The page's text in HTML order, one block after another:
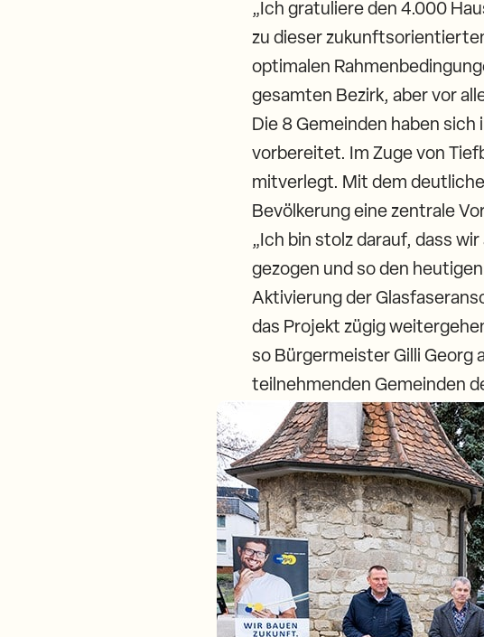
„Ich gratuliere den 4.000
zu dieser
optimalen
gesamten Bezirk, aber vor
Die 8 Gemeinden haben
vorbereitet. Im Zuge von
mitverlegt. Mit dem
Bevölkerung eine zentrale
„Ich bin stolz darauf, dass
gezogen und so den
Aktivierung der
das Projekt zügig
so Bürgermeister Gilli
teilnehmenden Gemeinden